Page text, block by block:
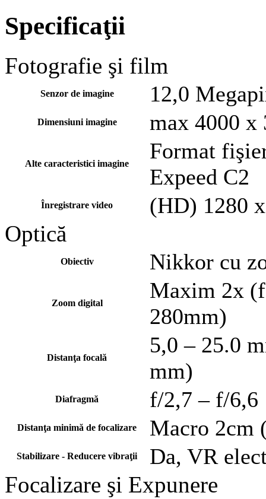
Specificaţii
Fotografie şi film
Senzor de imagine 12,0
Dimensiuni imagine max 4000
Alte caracteristici imagine
Format
Expeed C2
Înregistrare video (HD) 1280
Optică
Obiectiv Nikkor cu
Zoom digital
Maxim 2x
280mm)
Distanţa focală
5,0 – 25.0
mm)
Diafragmă f/2,7 – f/6,6
Distanţa minimă de focalizare Macro 2cm
Stabilizare - Reducere vibraţii Da, VR
Focalizare şi Expunere